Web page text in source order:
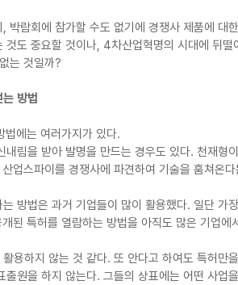
박람회에 참가할 수도 없기에 경쟁사 제품에 대
것도 중요할 것이나, 4차산업혁명의 시대에 뒤
는 것일까?
방법
에는 여러가지가 있다.
내림을 받아 발명을 만드는 경우도 있다. 천재형
업스파이를 경쟁사에 파견하여 기술을 훔쳐온
방법은 과거 기업들이 많이 활용했다. 일단 가
된 특허를 열람하는 방법을 아직도 많은 기업에
용하지 않는 것 같다. 또 안다고 하여도 특허만
출원을 하지 않는다. 그들의 상표에는 어떤 사업